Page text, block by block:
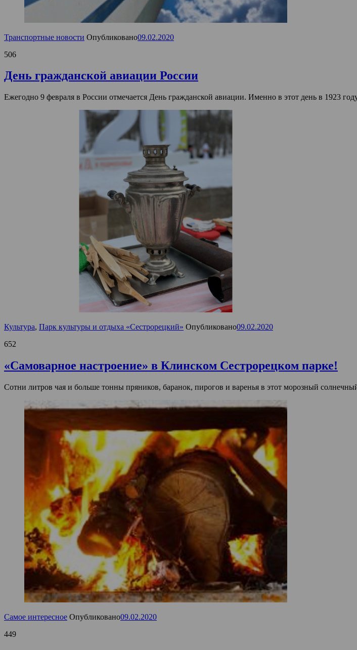
Транспортные новости Опубликовано09.02.2020
506
День гражданской авиации России
Ежегодно 9 февраля в России отмечается День гражданской авиации. Именно в этот день в 1923
Культура, Парк культуры и отдыха «Сестрорецкий» Опубликовано09.02.2020
652
«Самоварное настроение» в Клинском Сестрорецком парке!
Сотни литров чая и больше тонны пряников, баранок, пирогов и варенья в этот морозный
Самое интересное Опубликовано09.02.2020
449